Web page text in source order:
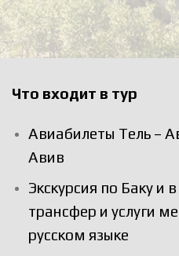
Что входит в тур
Авиабилеты Тель –
Авив
Экскурсия по Баку и
трансфер и услуги
русском языке